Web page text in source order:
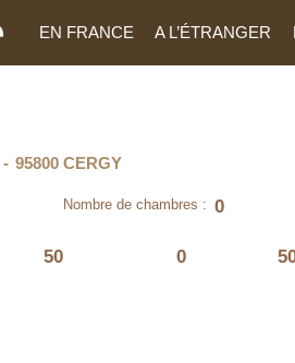
EN FRANCE A L’ÉTRANGER
95800 CERGY
Nombre de chambres : 0
50 0